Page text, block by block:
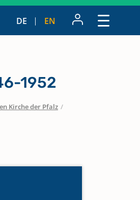
DE EN
1952
Kirche der Pfalz /